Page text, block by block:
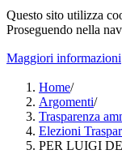
Questo sito utilizza
Proseguendo nella
Maggiori informazioni
Home/
Argomenti/
Trasparenza
Elezioni
PER LUIGI